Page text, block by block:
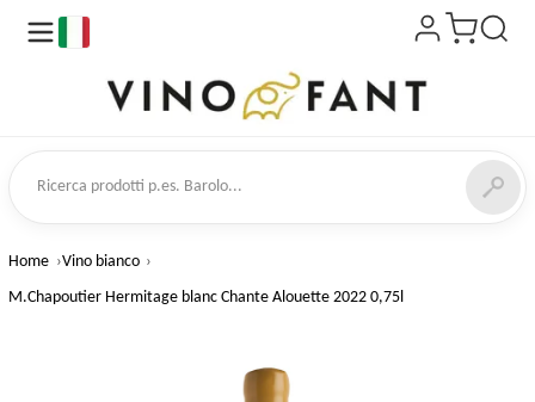
prodotti
Home
Vino bianco
M.Chapoutier Hermitage blanc Chante Alouette 2022 0,75l